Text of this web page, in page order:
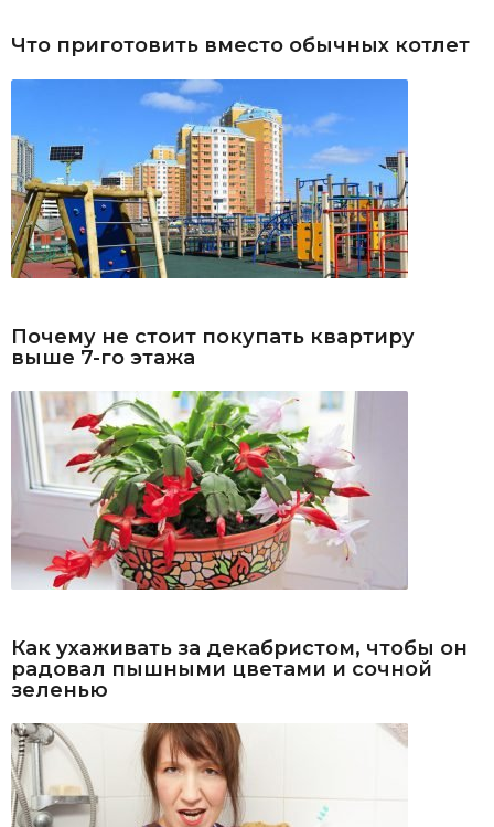
Что приготовить вместо обычных котлет
Почему не стоит покупать квартиру
выше 7-го этажа
Как ухаживать за декабристом, чтобы он
радовал пышными цветами и сочной
зеленью